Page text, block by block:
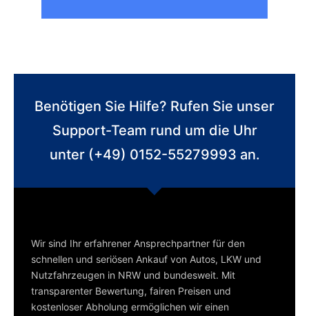
Benötigen Sie Hilfe? Rufen Sie unser
Support-Team rund um die Uhr
unter (+49) 0152-55279993 an.
Wir sind Ihr erfahrener Ansprechpartner für den
schnellen und seriösen Ankauf von Autos, LKW und
Nutzfahrzeugen in NRW und bundesweit. Mit
transparenter Bewertung, fairen Preisen und
kostenloser Abholung ermöglichen wir einen